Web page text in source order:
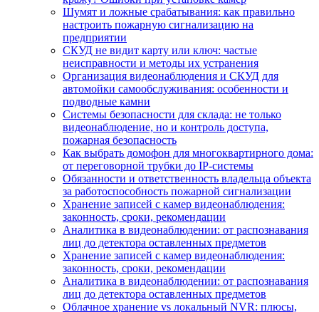
Шумят и ложные срабатывания: как правильно
настроить пожарную сигнализацию на
предприятии
СКУД не видит карту или ключ: частые
неисправности и методы их устранения
Организация видеонаблюдения и СКУД для
автомойки самообслуживания: особенности и
подводные камни
Системы безопасности для склада: не только
видеонаблюдение, но и контроль доступа,
пожарная безопасность
Как выбрать домофон для многоквартирного дома:
от переговорной трубки до IP-системы
Обязанности и ответственность владельца объекта
за работоспособность пожарной сигнализации
Хранение записей с камер видеонаблюдения:
законность, сроки, рекомендации
Аналитика в видеонаблюдении: от распознавания
лиц до детектора оставленных предметов
Хранение записей с камер видеонаблюдения:
законность, сроки, рекомендации
Аналитика в видеонаблюдении: от распознавания
лиц до детектора оставленных предметов
Облачное хранение vs локальный NVR: плюсы,